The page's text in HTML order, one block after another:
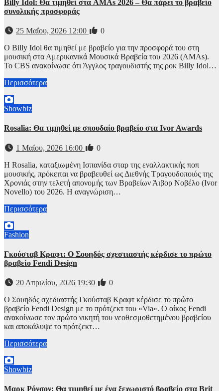
Billy Idol: Θα τιμηθεί στα AMAs 2026 – Θα πάρει το βραβείο
συνολικής προσφοράς
25 Μαΐου, 2026 12:00
0
Ο Billy Idol θα τιμηθεί με βραβείο για την προσφορά του στη
μουσική στα Αμερικανικά Μουσικά Βραβεία του 2026 (AMAs).
Το CBS ανακοίνωσε ότι Άγγλος τραγουδιστής της ροκ Billy Idol…
Περισσότερα
Showbiz
Rosalia: Θα τιμηθεί με σπουδαίο βραβείο στα Ivor Awards
1 Μαΐου, 2026 16:00
0
Η Rosalia, καταξιωμένη Ισπανίδα σταρ της εναλλακτικής ποπ
μουσικής, πρόκειται να βραβευθεί ως Διεθνής Τραγουδοποιός της
Χρονιάς στην τελετή απονομής των Βραβείων Άιβορ Νοβέλο (Ivor
Novello) του 2026. Η αναγνώριση…
Περισσότερα
Fashion
Γκούσταβ Κραφτ: Ο Σουηδός σχεστιαστής κέρδισε το πρώτο
βραβείο Fendi Design
20 Απριλίου, 2026 19:30
0
Ο Σουηδός σχεδιαστής Γκούσταβ Κραφτ κέρδισε το πρώτο
βραβείο Fendi Design με το πρότζεκτ του «Via». Ο οίκος Fendi
ανακοίνωσε τον πρώτο νικητή του νεοθεσμοθετημένου βραβείου
και αποκάλυψε το πρότζεκτ…
Περισσότερα
Showbiz
Μαρκ Ρόνσον: Θα τιμηθεί με ένα ξεχωριστό βραβείο στα Brit